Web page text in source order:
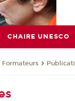
CHAIRE UNESCO
Formateurs